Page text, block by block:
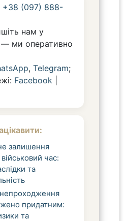
+38 (097) 888-
нам у
ми оперативно
,Telegram;
Facebook
залишення
час:
та
придатним:
та